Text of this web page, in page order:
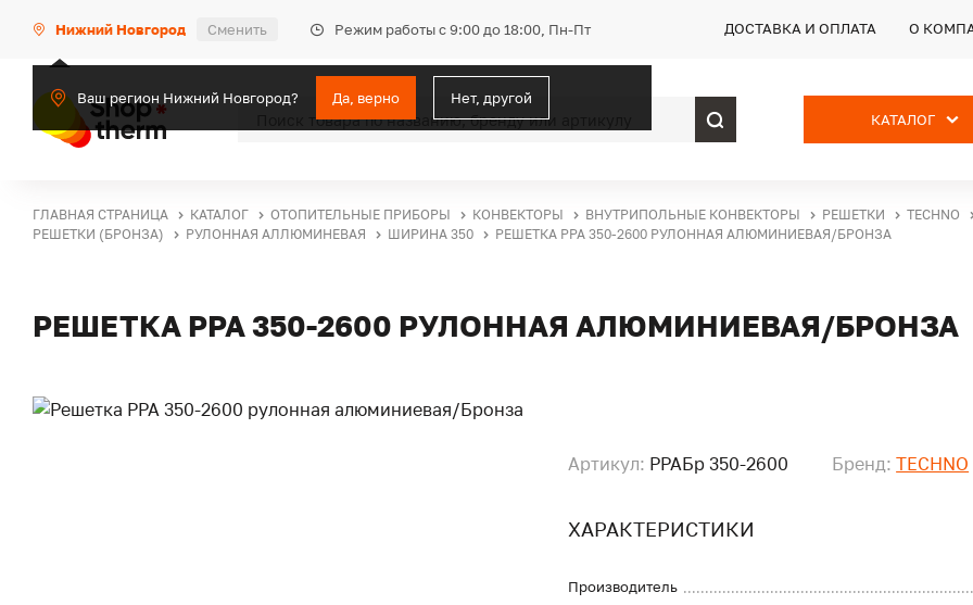
Нижний Новгород Сменить Режим работы с 9:00 до 18:00, Пн-Пт
Ваш регион Нижний Новгород? Да, верно Нет, другой
ДОСТАВКА И ОПЛАТА О
КАТАЛОГ
ГЛАВНАЯ СТРАНИЦА КАТАЛОГ ОТОПИТЕЛЬНЫЕ ПРИБОРЫ КОНВЕКТОРЫ ВНУТРИПОЛЬНЫЕ КОНВЕКТОРЫ РЕШЕТКИ
TECHNO
РЕШЕТКИ (БРОНЗА)
РУЛОННАЯ АЛЛЮМИНЕВАЯ ШИРИНА 350 РЕШЕТКА PPA 350-2600 РУЛОННАЯ АЛЮМИНИЕВАЯ/БРОНЗА
РЕШЕТКА PPA 350-2600 РУЛОННАЯ АЛЮМИНИЕВАЯ/БРОНЗА
Артикул: PPAБр 350-2600 Бренд: TECHNO
ХАРАКТЕРИСТИКИ
Производитель